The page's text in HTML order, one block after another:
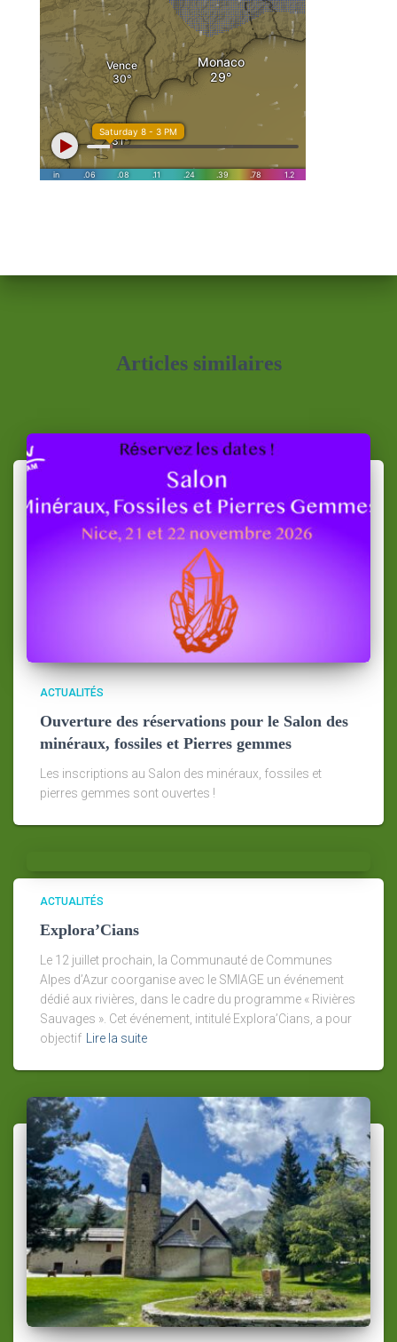
Articles similaires
ACTUALITÉS
Ouverture des réservations pour le Salon des
minéraux, fossiles et Pierres gemmes
Les inscriptions au Salon des minéraux, fossiles et
pierres gemmes sont ouvertes !
ACTUALITÉS
Explora’Cians
Le 12 juillet prochain, la Communauté de Communes
Alpes d’Azur coorganise avec le SMIAGE un événement
dédié aux rivières, dans le cadre du programme « Rivières
Sauvages ». Cet événement, intitulé Explora’Cians, a pour
objectif Lire la suite